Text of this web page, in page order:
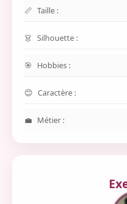
Taille :
Silhouette :
Hobbies :
Caractère :
Métier :